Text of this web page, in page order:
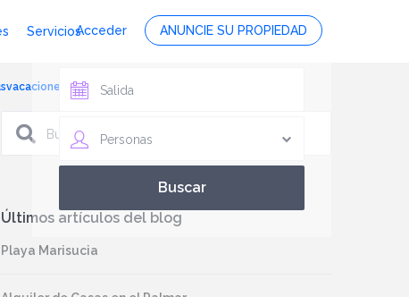
Acceder ANUNCIE SU PROPIEDAD
Servicios
Personas
foto 13
Últimos artículos del blog
Playa Marisucia